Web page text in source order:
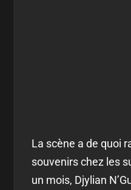
La scène a de quoi
souvenirs chez les
un mois, Djylian